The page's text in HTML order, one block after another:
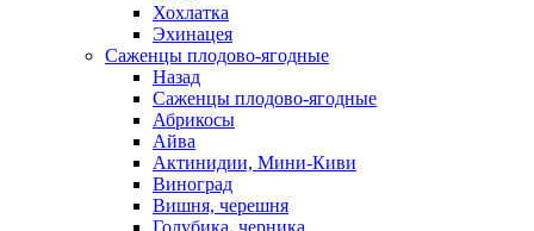
Хохлатка
Эхинацея
Саженцы плодово-ягодные
Назад
Саженцы плодово-ягодные
Абрикосы
Айва
Актинидии, Мини-Киви
Виноград
Вишня, черешня
Голубика, черника